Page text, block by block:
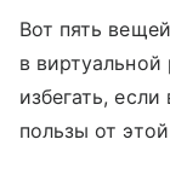
Вот пять
в
избегать,
пользы от